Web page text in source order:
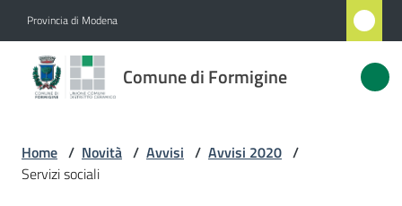
Provincia di Modena
Comune di Formigine
Comune
di
Home / Novità / Avvisi / Avvisi 2020 /
Servizi sociali